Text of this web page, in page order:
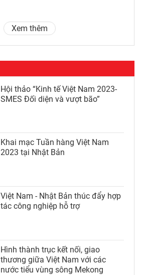
Xem thêm
Hội thảo “Kinh tế Việt Nam 2023-
SMES Đối diện và vượt bão”
Khai mạc Tuần hàng Việt Nam
2023 tại Nhật Bản
Việt Nam - Nhật Bản thúc đẩy hợp
tác công nghiệp hỗ trợ
Hình thành trục kết nối, giao
thương giữa Việt Nam với các
nước tiểu vùng sông Mekong